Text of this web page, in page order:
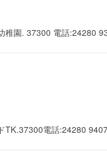
稚園. 37300 電話:24280
TK.37300電話:24280